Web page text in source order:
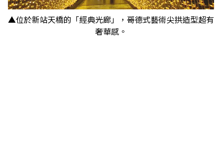
▲位於新站天橋的「經典光廊」，哥德式藝術尖拱造型超有
奢華感。